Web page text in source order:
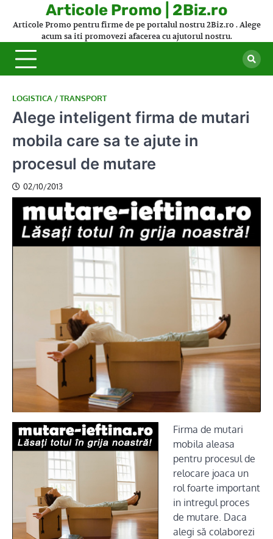
Articole Promo | 2Biz.ro
Articole Promo pentru firme de pe portalul nostru 2Biz.ro . Alege
acum sa iti promovezi afacerea cu ajutorul nostru.
LOGISTICA / TRANSPORT
Alege inteligent firma de mutari
mobila care sa te ajute in
procesul de mutare
02/10/2013
Firma de mutari
mobila aleasa
pentru procesul de
relocare joaca un
rol foarte important
in intregul proces
de mutare. Daca
alegi să colaborezi